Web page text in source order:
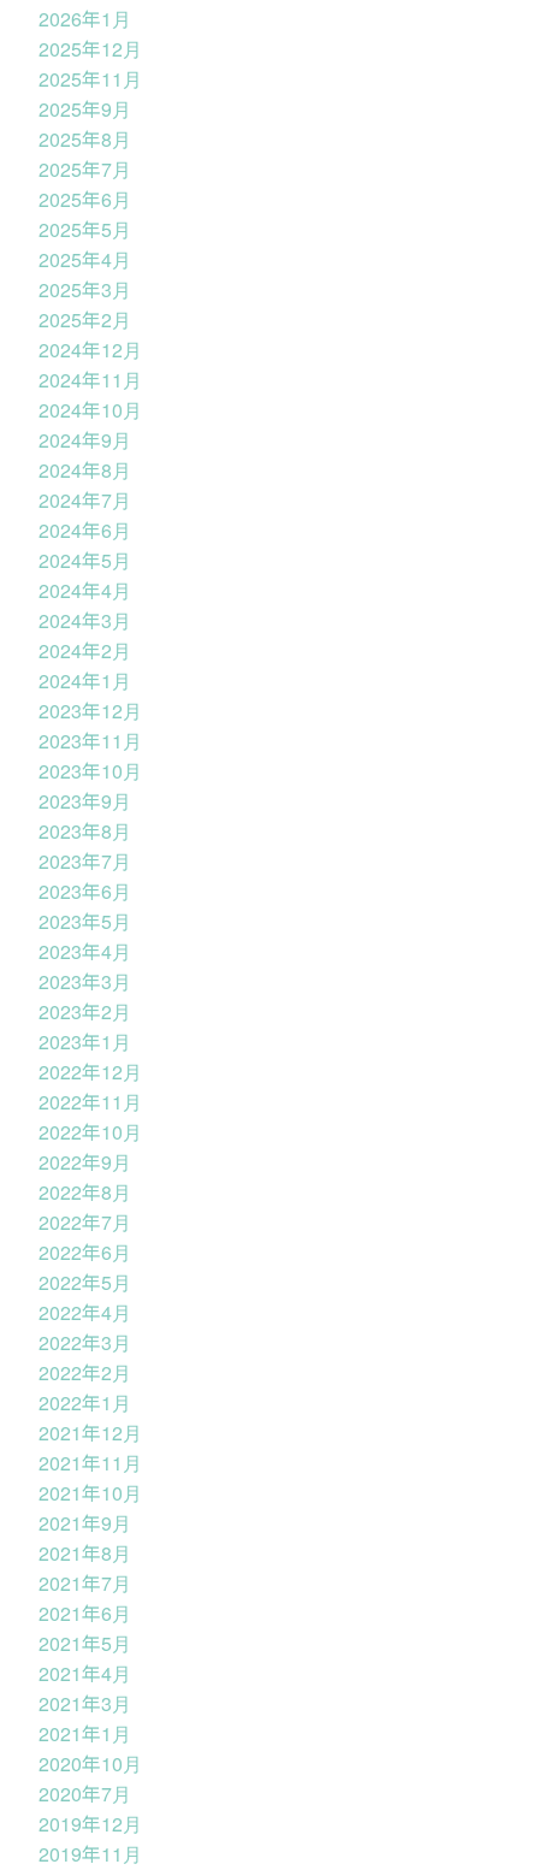
2026年1月
2025年12月
2025年11月
2025年9月
2025年8月
2025年7月
2025年6月
2025年5月
2025年4月
2025年3月
2025年2月
2024年12月
2024年11月
2024年10月
2024年9月
2024年8月
2024年7月
2024年6月
2024年5月
2024年4月
2024年3月
2024年2月
2024年1月
2023年12月
2023年11月
2023年10月
2023年9月
2023年8月
2023年7月
2023年6月
2023年5月
2023年4月
2023年3月
2023年2月
2023年1月
2022年12月
2022年11月
2022年10月
2022年9月
2022年8月
2022年7月
2022年6月
2022年5月
2022年4月
2022年3月
2022年2月
2022年1月
2021年12月
2021年11月
2021年10月
2021年9月
2021年8月
2021年7月
2021年6月
2021年5月
2021年4月
2021年3月
2021年1月
2020年10月
2020年7月
2019年12月
2019年11月